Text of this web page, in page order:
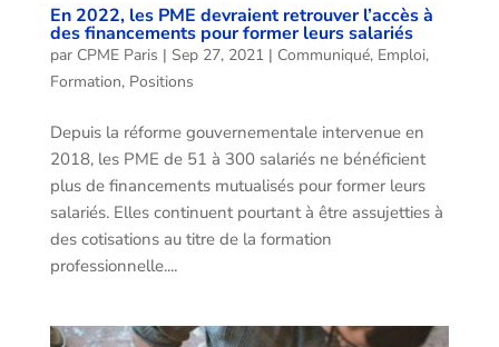
En 2022, les PME devraient retrouver l’accès à
des financements pour former leurs salariés
par CPME Paris | Sep 27, 2021| Communiqué, Emploi,
Formation, Positions
Depuis la réforme gouvernementale intervenue en
2018, les PME de 51 à 300 salariés ne bénéficient
plus de financements mutualisés pour former leurs
salariés. Elles continuent pourtant à être assujetties à
des cotisations au titre de la formation
professionnelle....